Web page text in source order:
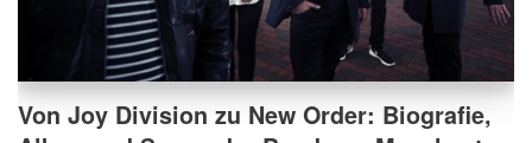
Von Joy Division zu New Order: Biografie,